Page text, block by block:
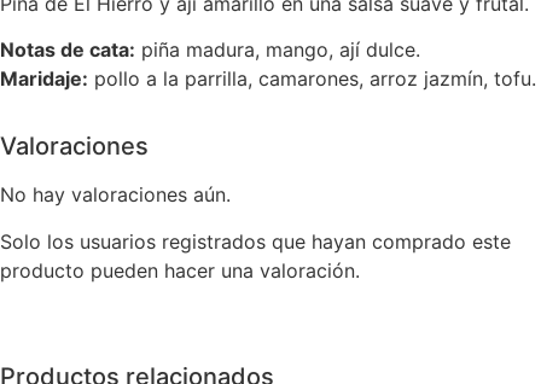
Notas de cata: piña madura, mango, ají dulce.
Maridaje: pollo a la parrilla, camarones, arroz jazmín, tofu.
Valoraciones
No hay valoraciones aún.
Solo los usuarios registrados que hayan comprado este
producto pueden hacer una valoración.
Productos relacionados